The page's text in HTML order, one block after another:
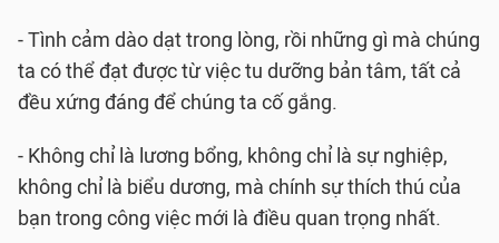
- Tình cảm dào dạt trong lòng, rồi những gì mà chúng
ta có thể đạt được từ việc tu dưỡng bản tâm, tất cả
đều xứng đáng để chúng ta cố gắng.
- Không chỉ là lương bổng, không chỉ là sự nghiệp,
không chỉ là biểu dương, mà chính sự thích thú của
bạn trong công việc mới là điều quan trọng nhất.